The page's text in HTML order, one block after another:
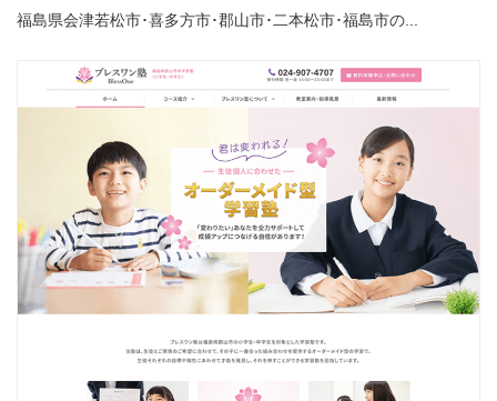
福島県会津若松市･喜多方市･郡山市･二本松市･福島市の...